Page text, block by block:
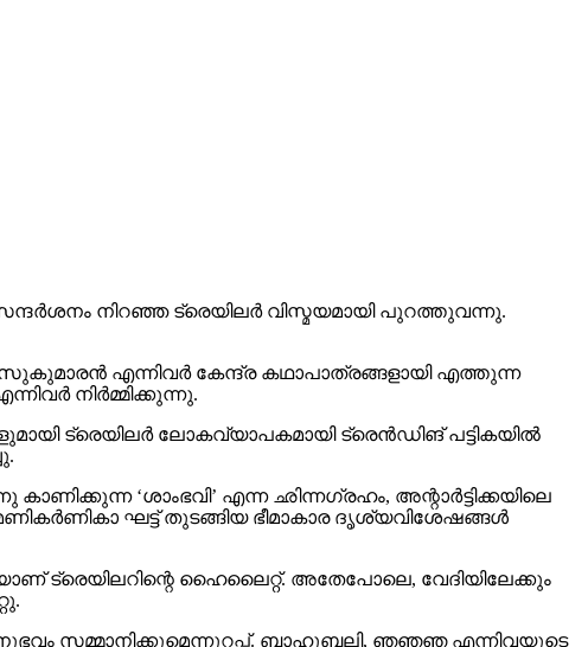
നിറഞ്ഞ ട്രെയിലര്‍ വിസ്മയമായി പുറത്തുവന്നു.
എന്നിവര്‍ കേന്ദ്ര കഥാപാത്രങ്ങളായി എത്തുന്ന
നിര്‍മ്മിക്കുന്നു.
ട്രെയിലര്‍ ലോകവ്യാപകമായി ട്രെന്‍ഡിങ് പട്ടികയില്‍
‘ശാംഭവി’ എന്ന ഛിന്നഗ്രഹം, അന്റാര്‍ട്ടിക്കയിലെ
ഘട്ട് തുടങ്ങിയ ഭീമാകാര ദൃശ്യവിശേഷങ്ങള്‍
ട്രെയിലറിന്റെ ഹൈലൈറ്റ്. അതേപോലെ, വേദിയിലേക്കും
സമ്മാനിക്കുമെന്നുറപ്പ്. ബാഹുബലി, ഞഞഞ എന്നിവയുടെ